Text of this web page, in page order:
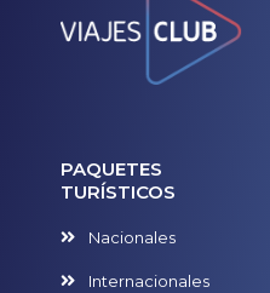
PAQUETES
TURÍSTICOS
Nacionales
Internacionales